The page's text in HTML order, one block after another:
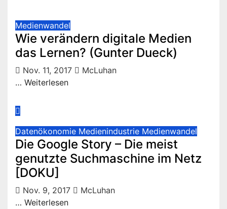
Medienwandel
Wie verändern digitale Medien
das Lernen? (Gunter Dueck)
Nov. 11, 2017
McLuhan
… Weiterlesen
Datenökonomie Medienindustrie Medienwandel
Die Google Story – Die meist
genutzte Suchmaschine im Netz
[DOKU]
Nov. 9, 2017
McLuhan
… Weiterlesen